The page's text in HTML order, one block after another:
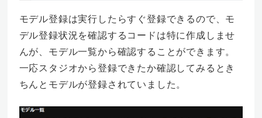
モデル登録は実行したらすぐ登録できるので、モ
デル登録状況を確認するコードは特に作成しませ
んが、モデル一覧から確認することができます。
一応スタジオから登録できたか確認してみるとき
ちんとモデルが登録されていました。